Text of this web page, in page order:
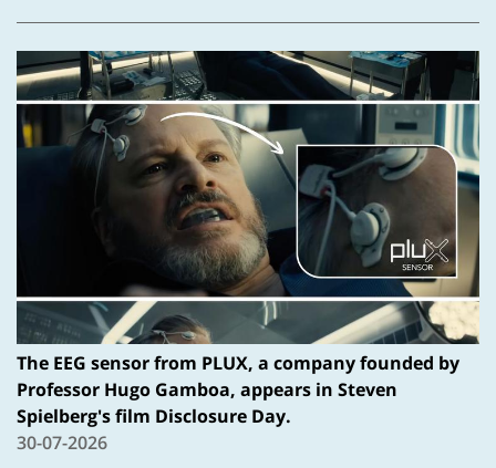
The EEG sensor from PLUX, a company founded by
Professor Hugo Gamboa, appears in Steven
Spielberg's film Disclosure Day.
30-07-2026